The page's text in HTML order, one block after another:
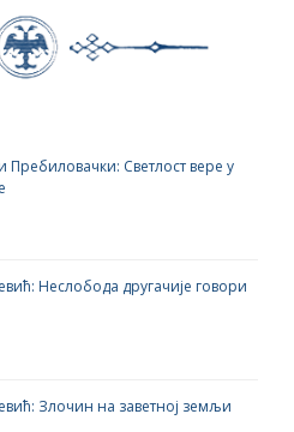
Пребиловачки: Светлост вере у
Неслобода другачије говори
Злочин на заветној земљи